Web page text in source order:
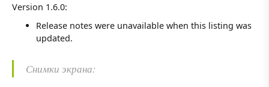
Version 1.6.0:
Release notes were unavailable when this listing was
updated.
Снимки экрана: